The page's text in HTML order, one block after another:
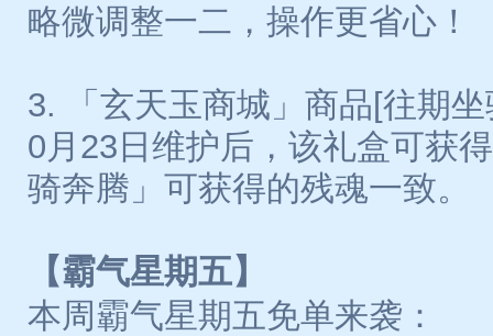
略微调整一二，操作更省心！
3. 「玄天玉商城」商品[往期
0月23日维护后，该礼盒可获
骑奔腾」可获得的残魂一致。
【霸气星期五】
本周霸气星期五免单来袭：